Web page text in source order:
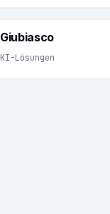
Giubiasco
KI-Lösungen